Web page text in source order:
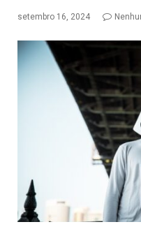
setembro 16, 2024